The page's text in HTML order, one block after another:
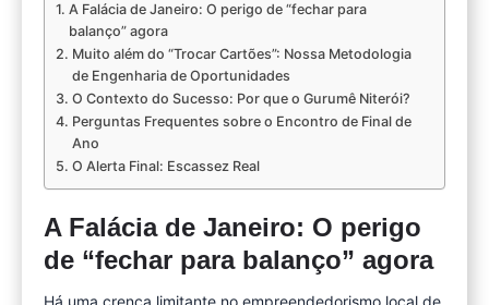
A Falácia de Janeiro: O perigo de “fechar para
balanço” agora
Muito além do “Trocar Cartões”: Nossa Metodologia
de Engenharia de Oportunidades
O Contexto do Sucesso: Por que o Gurumê Niterói?
Perguntas Frequentes sobre o Encontro de Final de
Ano
O Alerta Final: Escassez Real
A Falácia de Janeiro: O perigo
de “fechar para balanço” agora
Há uma crença limitante no empreendedorismo local de